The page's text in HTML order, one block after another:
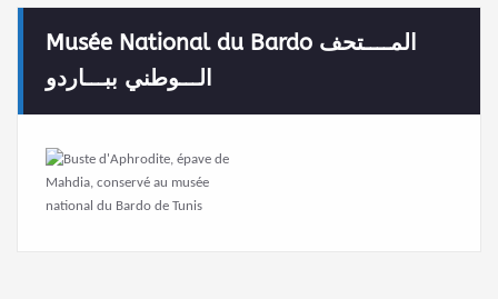
Musée National du Bardo المــــتحف
الـــوطني ببـــاردو